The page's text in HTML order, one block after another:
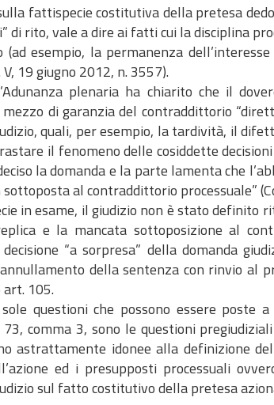
fattispecie costitutiva della pretesa
di rito, vale a dire ai fatti cui la disciplina
(ad esempio, la permanenza
V, 19 giugno 2012, n. 3557).
plenaria ha chiarito che il
di garanzia del contraddittorio
quali, per esempio, la tardività, il
il fenomeno delle cosiddette
la domanda e la parte lamenta che
al contraddittorio processuale”
in esame, il giudizio non è stato definito
e la mancata sottoposizione al
“a sorpresa” della domanda
della sentenza con rinvio al
art. 105.
questioni che possono essere poste
73, comma 3, sono le questioni
astrattamente idonee alla definizione
ed i presupposti processuali
sul fatto costitutivo della pretesa